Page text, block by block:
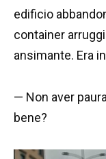
edificio
container
ansimante. Era
— Non aver
bene?